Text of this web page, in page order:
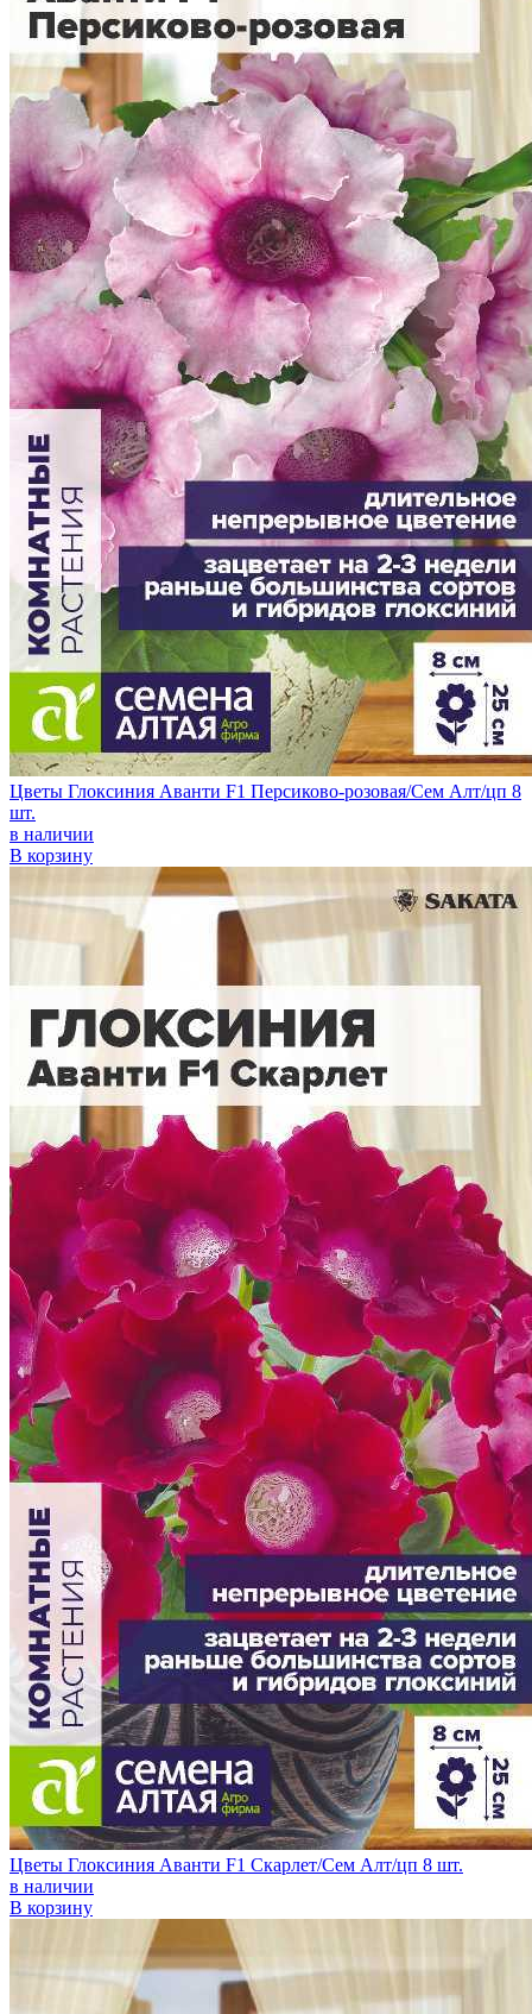
Цветы Глоксиния Аванти F1 Персиково-розовая/Сем Алт/цп 8
шт.
в наличии
В корзину
Цветы Глоксиния Аванти F1 Скарлет/Сем Алт/цп 8 шт.
в наличии
В корзину